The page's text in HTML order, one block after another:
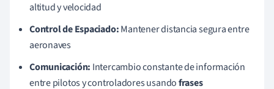
altitud y velocidad
Control de Espaciado:Mantener distancia segura entre
aeronaves
Comunicación: Intercambio constante de información
entre pilotos y controladores usandofrases